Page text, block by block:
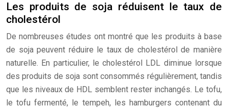
Les produits de soja réduisent le taux de
cholestérol
De nombreuses études ont montré que les produits à base
de soja peuvent réduire le taux de cholestérol de manière
naturelle. En particulier, le cholestérol LDL diminue lorsque
des produits de soja sont consommés régulièrement, tandis
que les niveaux de HDL semblent rester inchangés. Le tofu,
le tofu fermenté, le tempeh, les hamburgers contenant du